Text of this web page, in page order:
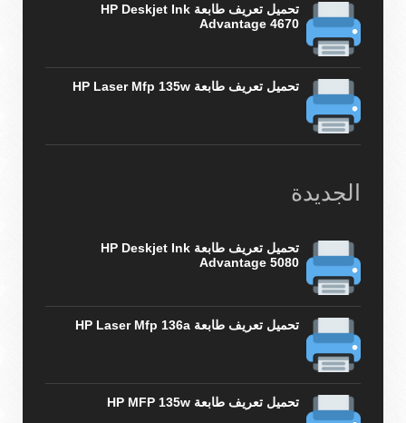
تحميل تعريف طابعة HP Deskjet Ink
Advantage 4670
تحميل تعريف طابعة HP Laser Mfp 135w
الجديدة
تحميل تعريف طابعة HP Deskjet Ink
Advantage 5080
تحميل تعريف طابعة HP Laser Mfp 136a
تحميل تعريف طابعة HP MFP 135w